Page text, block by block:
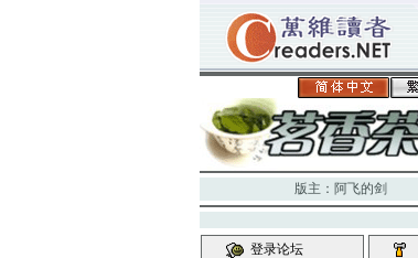
版主： 阿飞的剑
登录论坛